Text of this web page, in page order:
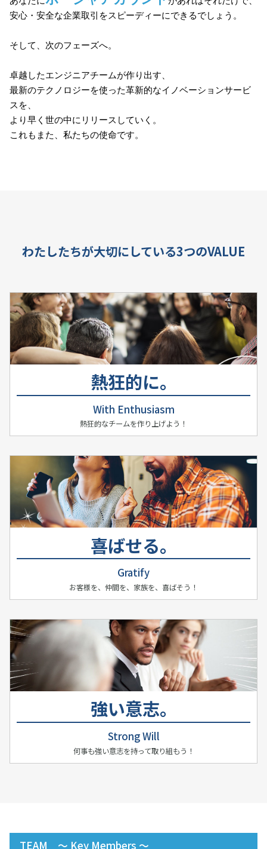
安心・安全な企業取引をスピーディーにできるでしょう。
そして、次のフェーズへ。
卓越したエンジニアチームが作り出す、
最新のテクノロジーを使った革新的なイノベーションサービ
スを、
より早く世の中にリリースしていく。
これもまた、私たちの使命です。
わたしたちが大切にしている3つのVALUE
熱狂的に。
With Enthusiasm
熱狂的なチームを作り上げよう！
喜ばせる。
Gratify
お客様を、仲間を、家族を、喜ばそう！
強い意志。
Strong Will
何事も強い意志を持って取り組もう！
TEAM ～ Key Members ～
×